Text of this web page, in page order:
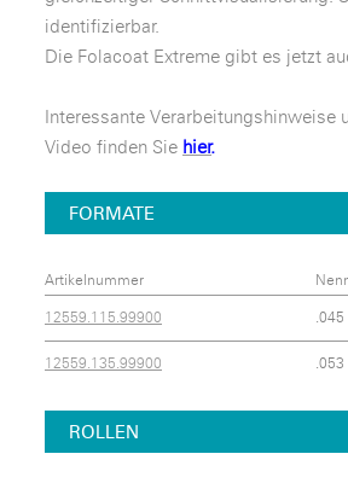
identifizierbar.
Die Folacoat Extreme gibt es jetzt
Interessante Verarbeitungshinweise
Video finden Sie hier.
FORMATE
Artikelnummer
12559.115.99900 .045
12559.135.99900 .053
ROLLEN